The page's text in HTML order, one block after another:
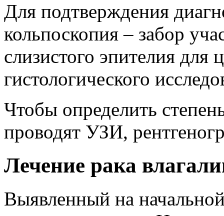
Для подтверждения
кольпоскопия – забор
слизистого эпителия для
гистологического
Чтобы определить
проводят УЗИ,
Лечение рака
Выявленный на